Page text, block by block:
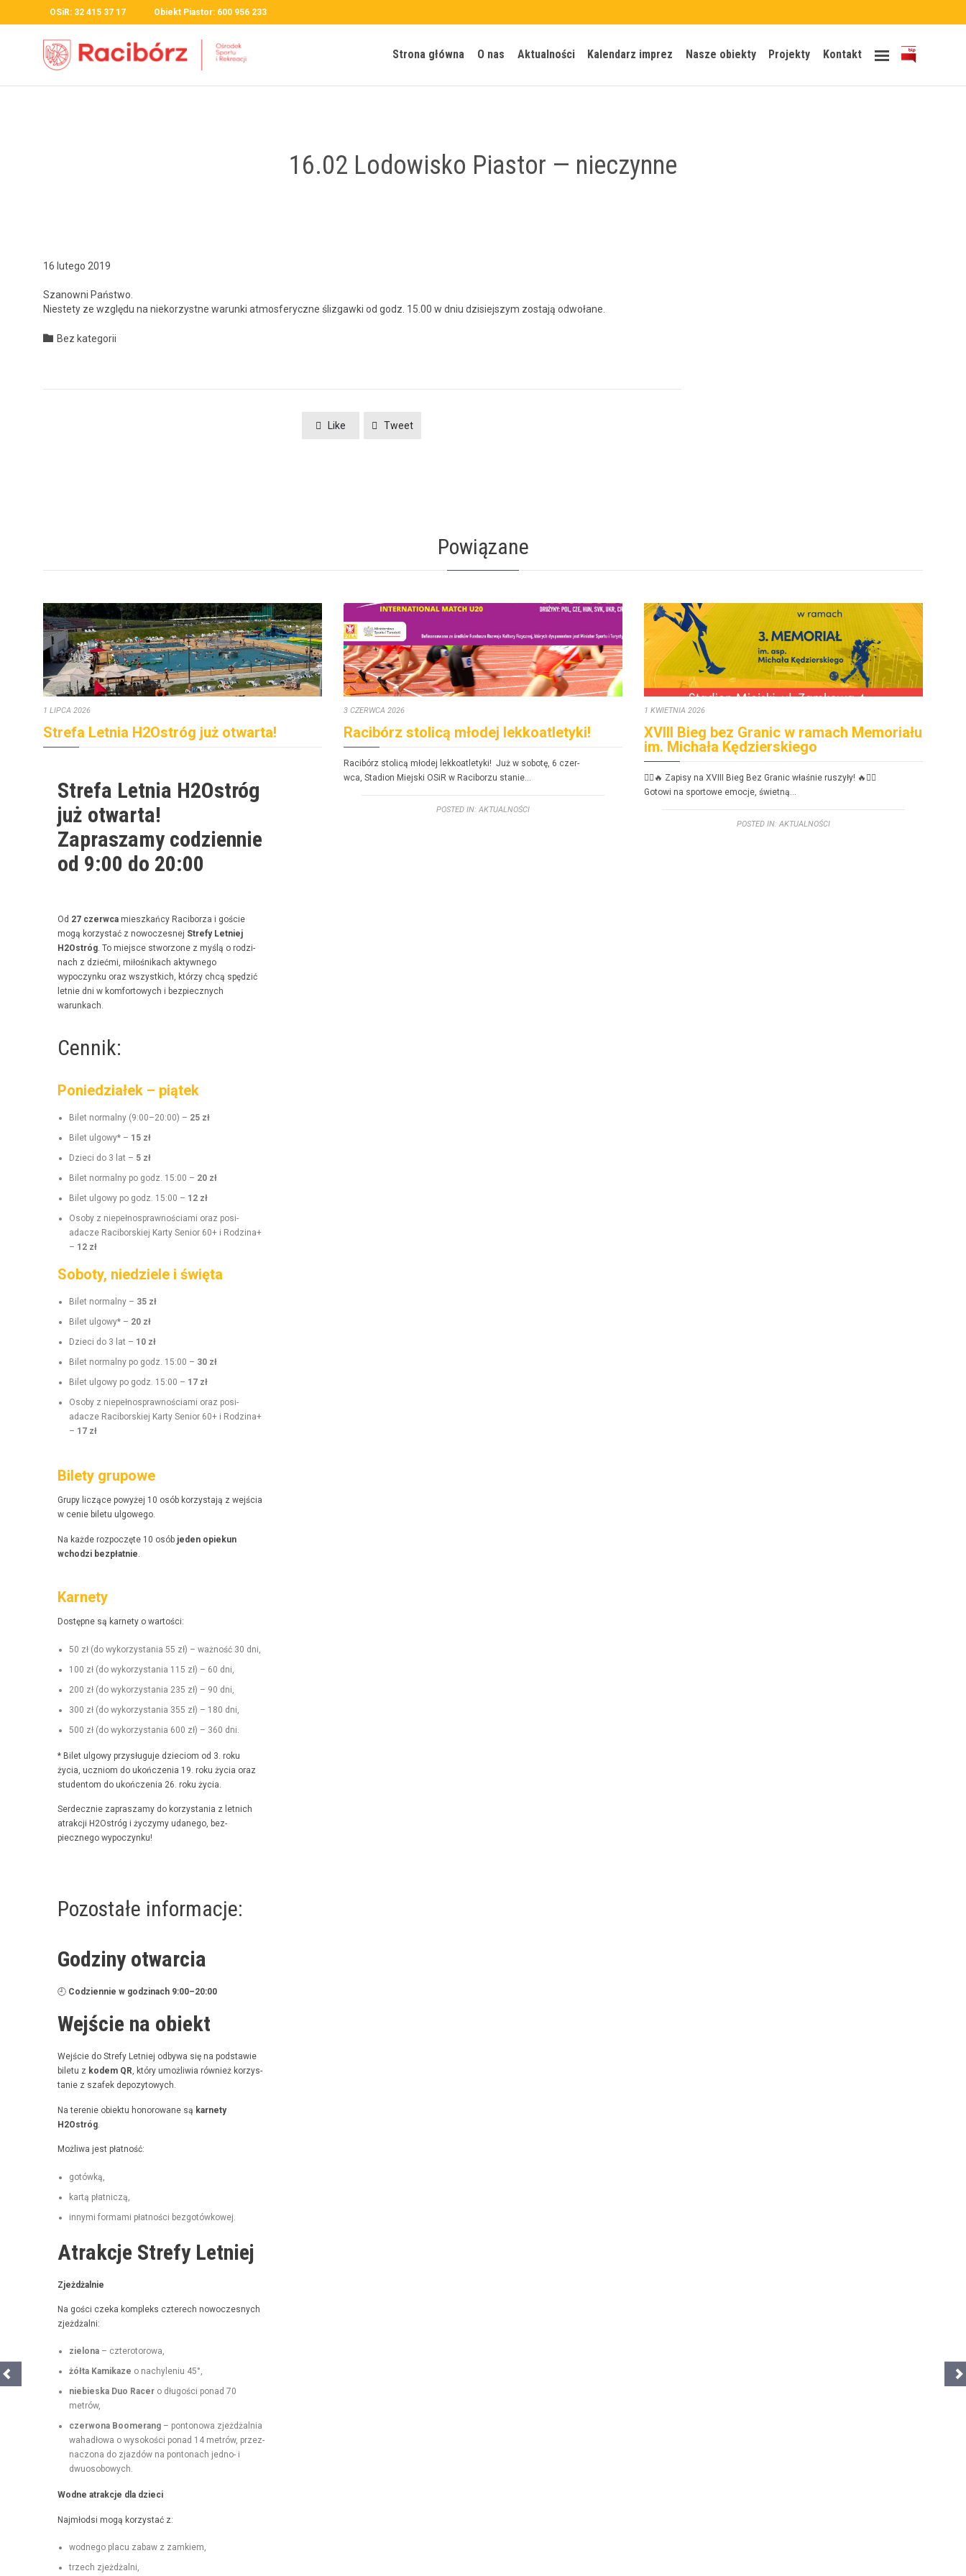
OSiR: 32 415 37 17 Obiekt Piastor: 600 956 233
Strona główna O nas Aktualności Kalendarz imprez Nasze obiekty Projekty Kontakt
16.02 Lodowisko Piastor — nieczynne
16 lutego 2019
Szanowni Państ­wo.
Nieste­ty ze wzglę­du na nieko­rzystne warun­ki atmos­fer­yczne śliz­gaw­ki od godz. 15.00 w dniu dzisiejszym zosta­ją odwołane.
 Category
Bez kategorii
Like Tweet
Powiązane
1 LIPCA 2026
Strefa Letnia H2Ostróg już otwarta!
Strefa Letnia H2Ostróg
już otwarta!
Zapraszamy codziennie
od 9:00 do 20:00
Od 27 czer­w­ca mieszkań­cy Raci­borza i goś­cie
mogą korzys­tać z nowoczes­nej Stre­fy Let­niej
H2Ostróg. To miejsce stwor­zone z myślą o rodz­i­
nach z dzieć­mi, miłośnikach akty­wnego
wypoczynku oraz wszys­t­kich, którzy chcą spędz­ić
let­nie dni w kom­for­towych i bez­piecznych
warunkach.
Cennik:
Poniedziałek – piątek
Bilet nor­mal­ny (9:00–20:00) – 25 zł
Bilet ulgo­wy* – 15 zł
Dzieci do 3 lat – 5 zł
Bilet nor­mal­ny po godz. 15:00 – 20 zł
Bilet ulgo­wy po godz. 15:00 – 12 zł
Oso­by z niepełnosprawnoś­ci­a­mi oraz posi­
adacze Raci­borskiej Kar­ty Senior 60+ i Rodz­i­na+
– 12 zł
Soboty, niedziele i święta
Bilet nor­mal­ny – 35 zł
Bilet ulgo­wy* – 20 zł
Dzieci do 3 lat – 10 zł
Bilet nor­mal­ny po godz. 15:00 – 30 zł
Bilet ulgo­wy po godz. 15:00 – 17 zł
Oso­by z niepełnosprawnoś­ci­a­mi oraz posi­
adacze Raci­borskiej Kar­ty Senior 60+ i Rodz­i­na+
– 17 zł
Bilety grupowe
Grupy liczące powyżej 10 osób korzys­ta­ją z wejś­cia
w cenie bile­tu ulgowego.
Na każde rozpoczęte 10 osób jeden opiekun
wchodzi bezpłat­nie.
Karnety
Dostęp­ne są kar­ne­ty o wartości:
50 zł (do wyko­rzys­ta­nia 55 zł) – ważność 30 dni,
100 zł (do wyko­rzys­ta­nia 115 zł) – 60 dni,
200 zł (do wyko­rzys­ta­nia 235 zł) – 90 dni,
300 zł (do wyko­rzys­ta­nia 355 zł) – 180 dni,
500 zł (do wyko­rzys­ta­nia 600 zł) – 360 dni.
* Bilet ulgo­wy przysługu­je dzieciom od 3. roku
życia, uczniom do ukończenia 19. roku życia oraz
stu­den­tom do ukończenia 26. roku życia.
Serdecznie zaprasza­my do korzys­ta­nia z let­nich
atrakcji H2Ostróg i życzymy udanego, bez­
piecznego wypoczynku!
Pozostałe informacje:
Godziny otwarcia
🕘 Codzi­en­nie w godz­i­nach 9:00–20:00
Wejście na obiekt
Wejś­cie do Stre­fy Let­niej odby­wa się na pod­staw­ie
bile­tu z kodem QR, który umożli­wia również korzys­
tanie z szafek depozytowych.
Na tere­nie obiek­tu hon­orowane są kar­ne­ty
H2Ostróg
Możli­wa jest płatność:
gotówką,
kartą płat­niczą,
inny­mi for­ma­mi płat­noś­ci bezgotówkowej.
Atrakcje Strefy Letniej
Zjeżdżal­nie
Na goś­ci czeka kom­pleks czterech nowoczes­nych
zjeżdżalni:
zielona– czterotorowa,
żół­ta Kamikaze o nachyle­niu 45°,
niebies­ka Duo Rac­ero dłu­goś­ci pon­ad 70
metrów,
czer­wona Boomerang– pontonowa zjeżdżal­nia
wahadłowa o wysokoś­ci pon­ad 14 metrów, przez­
nac­zona do zjazdów na pon­tonach jed­no- i
dwuosobowych.
Wodne atrakc­je dla dzieci
Najmłod­si mogą korzys­tać z:
wod­nego placu zabaw z zamkiem,
trzech zjeżdżal­ni,
3 CZERWCA 2026
Racibórz stolicą młodej lekkoatletyki!
Racibórz stolicą młodej lekkoatle­ty­ki! Już w sobotę, 6 czer­
w­ca, Sta­dion Miejs­ki OSiR w Raci­borzu stanie…
POSTED IN: AKTUALNOŚCI
1 KWIETNIA 2026
XVIII Bieg bez Granic w ramach Memoriału
im. Michała Kędzierskiego
🏃‍♂️🔥 Zapisy na XVIII Bieg Bez Granic właśnie ruszyły! 🔥🏃‍♀️
Gotowi na sportowe emoc­je, świetną…
POSTED IN: AKTUALNOŚCI